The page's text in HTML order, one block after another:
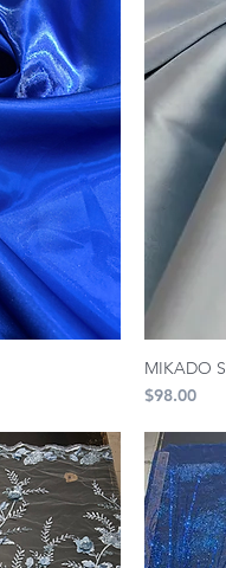
MIKADO
Precio
$98.00